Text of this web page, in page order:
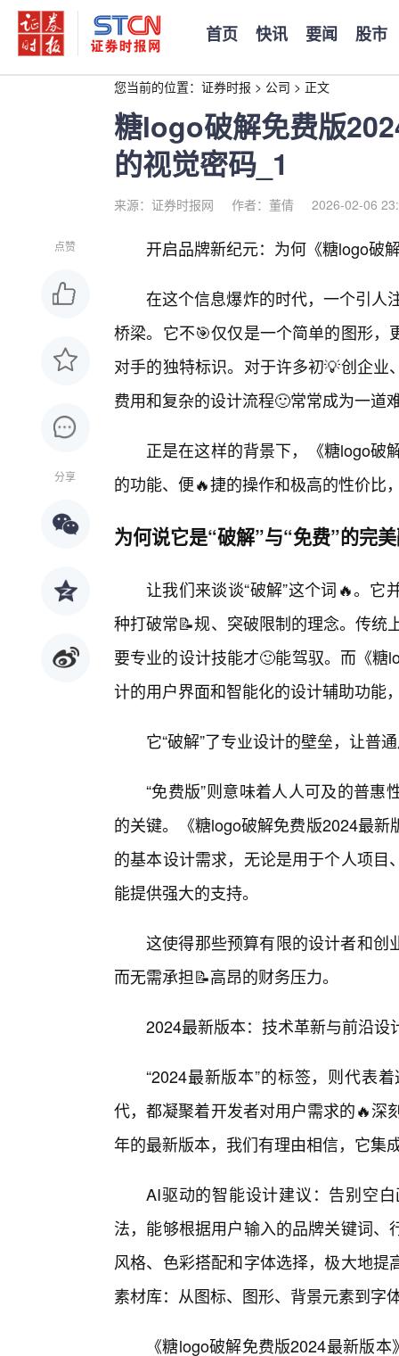
首页 快讯 要闻 股市
您当前的位置： 证券时报 > 公司 > 正文
糖logo破解免费版
的视觉密码_1
来源：证券时报网 作者：董倩 2026-02-06
点赞
分享
开启品牌新纪元：为何《糖logo破
在这个信息爆炸的时代，一个引人
桥梁。它不🎯仅仅是一个简单的图形
对手的独特标识。对于许多初💡创企
费用和复杂的设计流程🙂常常成为一道
正是在这样的背景下，《糖logo破
的功能、便🔥捷的操作和极高的性价比
为何说它是“破解”与“免费”的完
让我们来谈谈“破解”这个词🔥。
种打破常📝规、突破限制的理念。传统
要专业的设计技能才🙂能驾驭。而《
计的用户界面和智能化的设计辅助功能
它“破解”了专业设计的壁垒，让普
“免费版”则意味着人人可及的普
的关键。《糖logo破解免费版2024最
的基本设计需求，无论是用于个人项
能提供强大的支持。
这使得那些预算有限的设计者和创
而无需承担📝高昂的财务压力。
2024最新版本：技术革新与前沿设
“2024最新版本”的标签，则代表
代，都凝聚着开发者对用户需求的🔥深
年的最新版本，我们有理由相信，它集
AI驱动的智能设计建议：告别空
法，能够根据用户输入的品牌关键词
风格、色彩搭配和字体选择，极大地
素材库：从图标、图形、背景元素到字
《糖logo破解免费版2024最新版